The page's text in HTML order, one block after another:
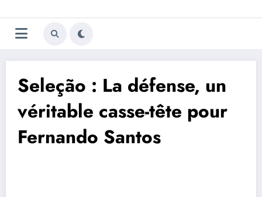
au
contenu
Trivela
L'actualité du football
Seleção : La défense, un
véritable casse-tête pour
Fernando Santos